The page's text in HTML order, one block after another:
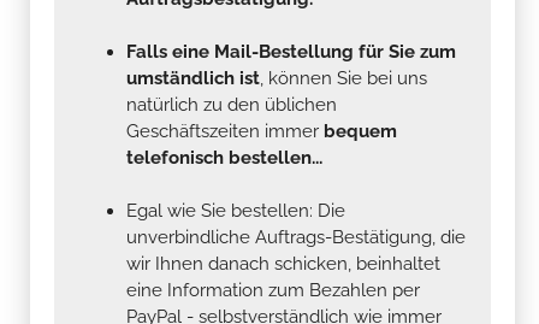
Falls eine Mail-Bestellung für Sie zum
umständlich ist, können Sie bei uns
natürlich zu den üblichen
Geschäftszeiten immer bequem
telefonisch bestellen...
Egal wie Sie bestellen: Die
unverbindliche Auftrags-Bestätigung, die
wir Ihnen danach schicken, beinhaltet
eine Information zum Bezahlen per
PayPal - selbstverständlich wie immer